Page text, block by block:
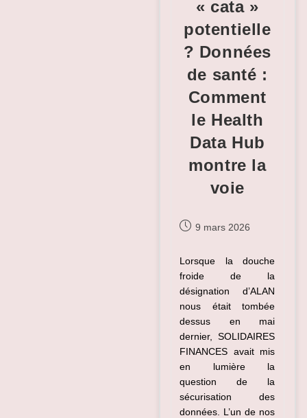
« cata »
potentielle
? Données
de santé :
Comment
le Health
Data Hub
montre la
voie
Publication
9 mars 2026
Lorsque la douche
froide de la
désignation d’ALAN
nous était tombée
dessus en mai
dernier, SOLIDAIRES
FINANCES avait mis
en lumière la
question de la
sécurisation des
données. L’un de nos